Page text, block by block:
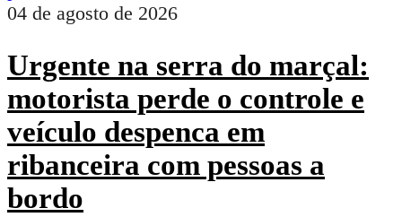
04 de agosto de 2026
Urgente na serra do marçal:
motorista perde o controle e
veículo despenca em
ribanceira com pessoas a
bordo